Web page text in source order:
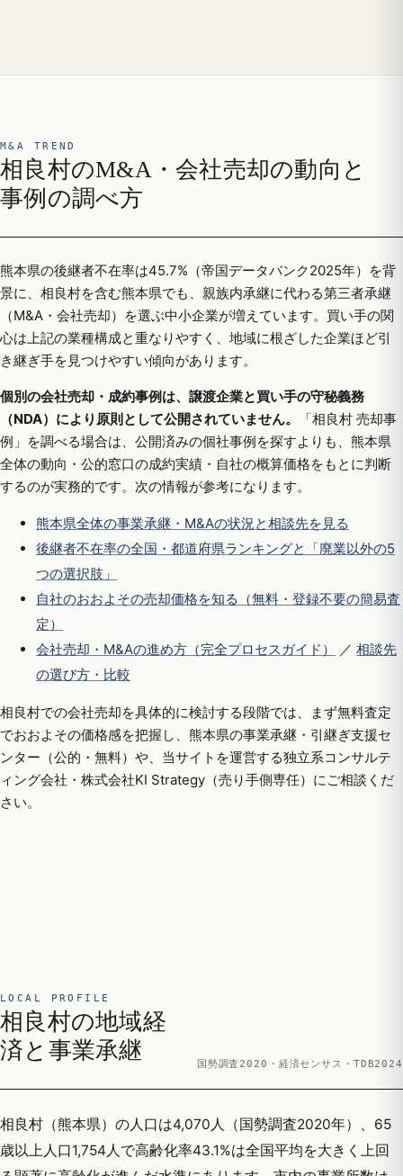
M&A TREND
相良村のM&A・会社売却の動向と
事例の調べ方
熊本県の後継者不在率は45.7%（帝国データバンク2025年）を背
景に、相良村を含む熊本県でも、親族内承継に代わる第三者承継
（M&A・会社売却）を選ぶ中小企業が増えています。買い手の関
心は上記の業種構成と重なりやすく、地域に根ざした企業ほど引
き継ぎ手を見つけやすい傾向があります。
個別の会社売却・成約事例は、譲渡企業と買い手の守秘義務
（NDA）により原則として公開されていません。
「相良村 売却事
例」を調べる場合は、公開済みの個社事例を探すよりも、熊本県
全体の動向・公的窓口の成約実績・自社の概算価格をもとに判断
するのが実務的です。次の情報が参考になります。
熊本県全体の事業承継・M&Aの状況と相談先を見る
後継者不在率の全国・都道府県ランキングと「廃業以外の5
つの選択肢」
自社のおおよその売却価格を知る（無料・登録不要の簡易査
定）
会社売却・M&Aの進め方（完全プロセスガイド）
／ 相談先
の選び方・比較
相良村での会社売却を具体的に検討する段階では、まず無料査定
でおおよその価格感を把握し、熊本県の事業承継・引継ぎ支援セ
ンター（公的・無料）や、当サイトを運営する独立系コンサルテ
ィング会社・株式会社KI Strategy（売り手側専任）にご相談くだ
さい。
LOCAL PROFILE
相良村の地域経
済と事業承継
国勢調査2020・経済センサス・TDB2024
相良村（熊本県）の人口は4,070人（国勢調査2020年）、65
歳以上人口1,754人で高齢化率43.1%は全国平均を大きく上回